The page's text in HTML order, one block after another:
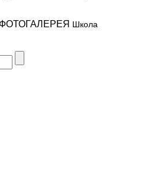
ФОТОГАЛЕРЕЯ Школа